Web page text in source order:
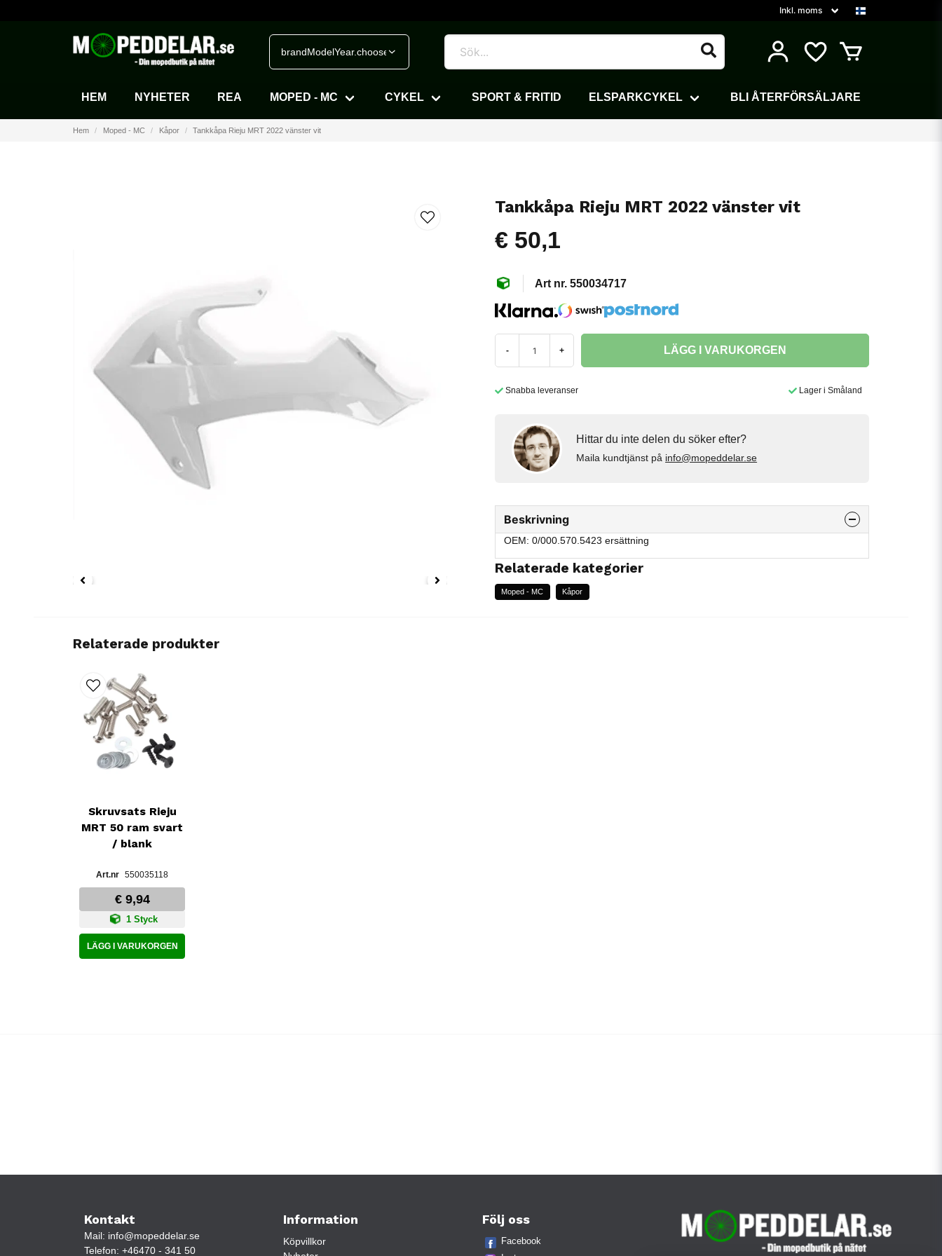
brandModelYear.chooseVehicle
HEM NYHETER REA MOPED - MC CYKEL SPORT & FRITID ELSPARKCYKEL BLI ÅTERFÖRSÄLJARE
Hem Moped - MC Kåpor Tankkåpa Rieju MRT 2022 vänster vit
Tankkåpa Rieju MRT 2022 vänster vit
€ 50,1
550034717
- + LÄGG I VARUKORGEN
Snabba leveranser Lager i Småland
Hittar du inte delen du söker efter?
Maila kundtjänst på info@mopeddelar.se
Beskrivning
OEM: 0/000.570.5423 ersättning
Relaterade kategorier
Moped - MC Kåpor
Relaterade produkter
Skruvsats Rieju
MRT 50 ram svart
/ blank
550035118
€ 9,94
1 Styck
LÄGG I VARUKORGEN
Kontakt
Mail: info@mopeddelar.se
Telefon: +46470 - 341 50
Information
Köpvillkor
Följ oss
Facebook